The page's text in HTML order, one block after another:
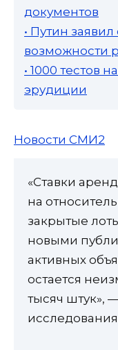
документов
• Путин
возможности
• 1000 тестов
эрудиции
Новости СМИ2
«Ставки
на
закрытые
новыми
активных
остается
тысяч штук»,